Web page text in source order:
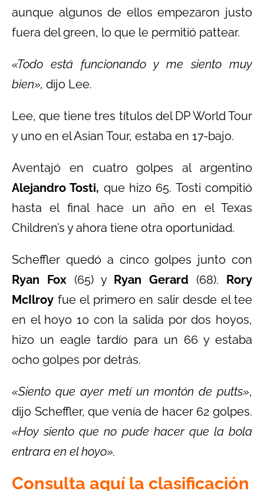
aunque algunos de ellos empezaron justo
fuera del green, lo que le permitió pattear.
«Todo está funcionando y me siento muy
bien», dijo Lee.
Lee, que tiene tres títulos del DP World Tour
y uno en el Asian Tour, estaba en 17-bajo.
Aventajó en cuatro golpes al argentino
Alejandro Tosti, que hizo 65. Tosti compitió
hasta el final hace un año en el Texas
Children’s y ahora tiene otra oportunidad.
Scheffler quedó a cinco golpes junto con
Ryan Fox(65) y Ryan Gerard (68). Rory
McIlroy fue el primero en salir desde el tee
en el hoyo 10 con la salida por dos hoyos,
hizo un eagle tardío para un 66 y estaba
ocho golpes por detrás.
«Siento que ayer metí un montón de putts»,
dijo Scheffler, que venía de hacer 62 golpes.
«Hoy siento que no pude hacer que la bola
entrara en el hoyo».
Consulta aquí la clasificación